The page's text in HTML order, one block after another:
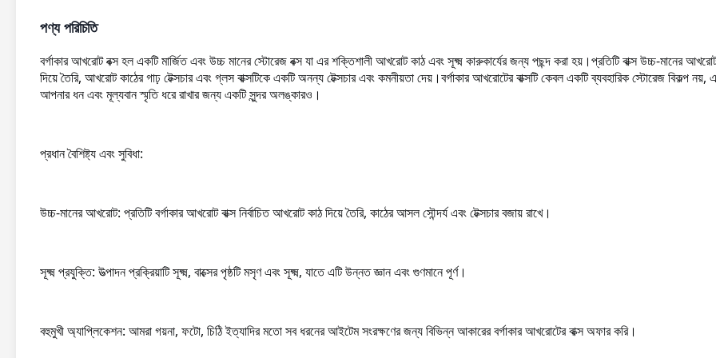
পণ্য পরিচিতি
বর্গাকার আখরোট বক্স হল একটি মার্জিত এবং উচ্চ মানের স্টোরেজ বক্স যা এর শক্তিশালী আখরোট কাঠ এবং সূক্ষ্ম কারুকার্যের জন্য পছন্দ করা হয়।প্রতিটি বাক্স উচ্চ-মানের
দিয়ে তৈরি, আখরোট কাঠের গাঢ় টেক্সচার এবং গ্লস বাক্সটিকে একটি অনন্য টেক্সচার এবং কমনীয়তা দেয়।বর্গাকার আখরোটের বাক্সটি কেবল একটি ব্যবহারিক স্টোরেজ বিকল্প নয়,
আপনার ধন এবং মূল্যবান স্মৃতি ধরে রাখার জন্য একটি সুন্দর অলঙ্কারও।
প্রধান বৈশিষ্ট্য এবং সুবিধা:
উচ্চ-মানের আখরোট: প্রতিটি বর্গাকার আখরোট বাক্স নির্বাচিত আখরোট কাঠ দিয়ে তৈরি, কাঠের আসল সৌন্দর্য এবং টেক্সচার বজায় রাখে।
সূক্ষ্ম প্রযুক্তি: উত্পাদন প্রক্রিয়াটি সূক্ষ্ম, বাক্সের পৃষ্ঠটি মসৃণ এবং সূক্ষ্ম, যাতে এটি উন্নত জ্ঞান এবং গুণমানে পূর্ণ।
বহুমুখী অ্যাপ্লিকেশন: আমরা গয়না, ফটো, চিঠি ইত্যাদির মতো সব ধরনের আইটেম সংরক্ষণের জন্য বিভিন্ন আকারের বর্গাকার আখরোটের বাক্স অফার করি।